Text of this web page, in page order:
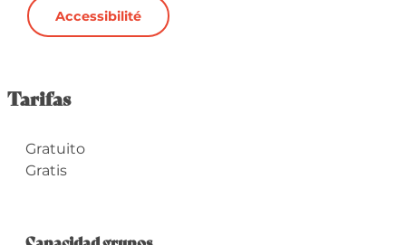
Accessibilité
Tarifas
Gratuito
Gratis
Capacidad grupos
Capacidad grupos